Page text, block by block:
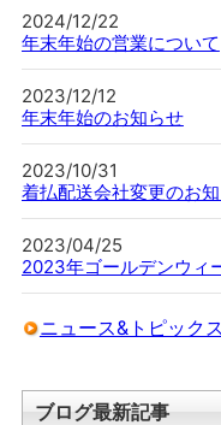
2024/12/22
年末年始の営業について
2023/12/12
年末年始のお知らせ
2023/10/31
着払配送会社変更のお
2023/04/25
2023年ゴールデンウィ
ニュース&トピック
ブログ最新記事